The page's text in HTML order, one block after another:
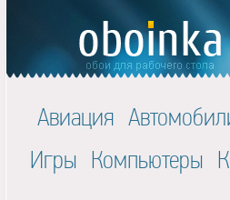
Авиация
Игры Компьютеры